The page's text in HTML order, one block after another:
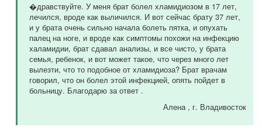
�дравствуйте. У меня брат болел хламидиозом в 17 лет,
лечился, вроде как выличился. И вот сейчас брату 37 лет,
и у брата очень сильно начала болеть пятка, и опухать
палец на ноге, и вроде как симптомы похожи на инфекцию
халамидии, брат сдавал анализы, и все чисто, у брата
семья, ребенок, и вот может такое, что через много лет
вылезти, что то подобное от хламидиоза? Брат врачам
говорил, что он болел этой инфекцией, опять пойдет в
больницу. Благодарю за ответ .
Алена , г. Владивосток